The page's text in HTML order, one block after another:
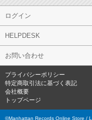
ログイン
HELPDESK
お問い合わせ
プライバシーポリシー
特定商取引法に基づく表記
会社概要
トップページ
©Manhattan Records Online Store /